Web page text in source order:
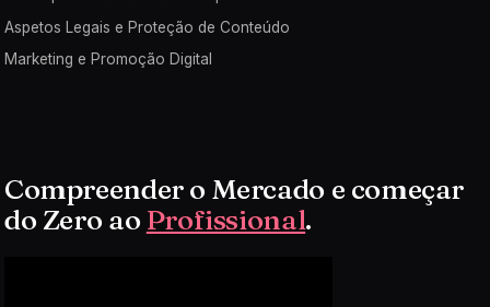
Aspetos Legais e Proteção de Conteúdo
Marketing e Promoção Digital
Compreender o Mercado e começar
do Zero ao Profissional.